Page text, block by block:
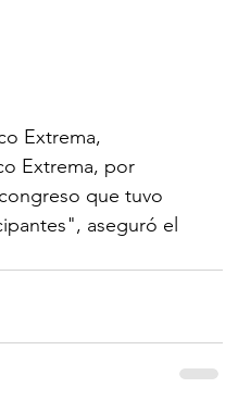
Extrema,
Extrema, por
que tuvo
aseguró el